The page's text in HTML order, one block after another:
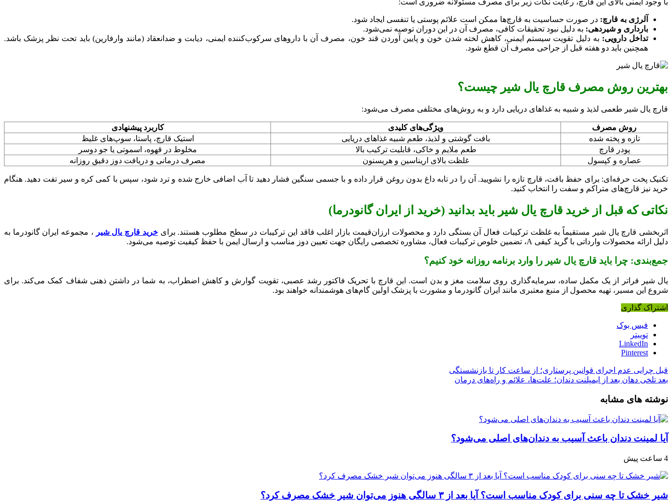
با وجود ایمنی بالای این قارچ، رعایت نکات زیر برای مصرف مسئولانه ضروری است:
آلرژی به قارچ: در صورت حساسیت به قارچ‌ها ممکن است علائم پوستی یا تنفسی ایجاد شود.
بارداری و شیردهی: به دلیل نبود تحقیقات کافی، مصرف آن در این دوران توصیه نمی‌شود.
تداخل دارویی: به دلیل تقویت سیستم ایمنی، کاهش لخته شدن خون و پایین آوردن قند خون، مصرف آن با داروهای سرکوب‌کننده ایمنی، دیابت و ضدانعقاد (مانند وارفارین) باید تحت نظر پزشک باشد.
همچنین باید دو هفته قبل از جراحی مصرف آن قطع شود.
بهترین روش مصرف قارچ یال شیر چیست؟
قارچ یال شیر طعمی لذیذ و شبیه به غذاهای دریایی دارد و به روش‌های مختلفی مصرف می‌شود:
روش مصرف ویژگی‌های کلیدی
کاربرد پیشنهادی
تازه و پخته شده
بافت گوشتی و لذیذ، طعم شبیه غذاهای دریایی
استیک قارچ، پاستا، سوپ‌های غلیظ
پودر قارچ
طعم ملایم و خاکی، قابلیت ترکیب بالا
مخلوط در قهوه، اسموتی یا جو دوسر
عصاره و کپسول
غلظت بالای اریناسین و هریسنون مصرف درمانی و دریافت دوز دقیق روزانه
تکنیک پخت حرفه‌ای: برای حفظ بافت، قارچ تازه را نشویید. آن را در تابه داغ بدون روغن قرار داده و با جسمی سنگین فشار دهید تا آب اضافی خارج شده و ترد شود، سپس با کمی کره و سیر تفت دهید. هنگام
خرید نیز قارچ‌های متراکم و سفت را انتخاب کنید.
نکاتی که قبل از خرید قارچ یال شیر باید بدانید (خرید از ایران گانودرما)
اثربخشی قارچ یال شیر مستقیماً به غلظت ترکیبات فعال آن بستگی دارد و محصولات ارزان‌قیمت بازار اغلب فاقد این ترکیبات در سطح مطلوب هستند. برایخرید قارچ یال شیر
، مجموعه ایران گانودرما به
دلیل ارائه محصولات وارداتی با گرید کیفی A، تضمین خلوص ترکیبات فعال، مشاوره تخصصی رایگان جهت تعیین دوز مناسب و ارسال ایمن با حفظ کیفیت توصیه می‌شود.
جمع‌بندی: چرا باید قارچ یال شیر را وارد برنامه روزانه خود کنیم؟
یال شیر فراتر از یک مکمل ساده، سرمایه‌گذاری روی سلامت مغز و بدن است. این قارچ با تحریک فاکتور رشد عصبی، تقویت گوارش و کاهش اضطراب، به شما در داشتن ذهنی شفاف کمک می‌کند. برای
شروع این مسیر، تهیه محصول از منبع معتبری مانند ایران گانودرما و مشورت با پزشک اولین گام‌های هوشمندانه خواهند بود.
اشتراک گذاری
فیس بوک
توییتر
LinkedIn
Pinterest
قبل چرایی عدم اجرای قوانین پرستاری؛ از ساعت کار تا بازنشستگی
بعد تلخی دهان بعد از ایمپلنت دندان؛ علت‌ها، علائم و راه‌های درمان
نوشته های مشابه
آیا لمینت دندان باعث آسیب به دندان‌های اصلی می‌شود؟
4 ساعت پیش
شیر خشک تا چه سنی برای کودک مناسب است؟ آیا بعد از ۳ سالگی هنوز می‌توان شیر خشک مصرف کرد؟